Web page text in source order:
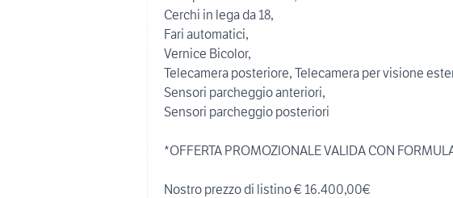
Cerchi in lega da 18,
Fari automatici,
Vernice Bicolor,
Telecamera posteriore, Telecamera per visione
Sensori parcheggio anteriori,
Sensori parcheggio posteriori
*OFFERTA PROMOZIONALE VALIDA CON
Nostro prezzo di listino € 16.400,00€